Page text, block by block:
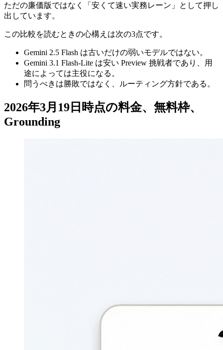
ただの廉価版ではなく「安くて速い実務レーン」として押し
出しています。
この比較を読むときの心構えは次の3点です。
Gemini 2.5 Flash は古いだけの弱いモデルではない。
Gemini 3.1 Flash-Lite は安い Preview 挑戦者であり、用
途によっては主役になる。
問うべきは勝敗ではなく、ルーティング方針である。
2026年3月19日時点の料金、無料枠、
Grounding